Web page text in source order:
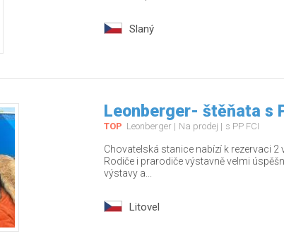
Slaný
Leonberger- štěňata s
TOP Leonberger Na prodej s PP FCI
Chovatelská stanice nabízí k rezervaci 2
Rodiče i prarodiče výstavně velmi
výstavy a...
Litovel